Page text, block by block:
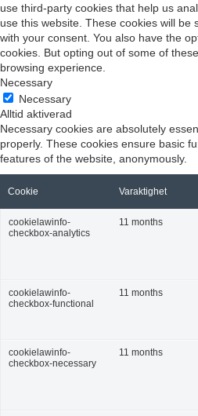
use third-party cookies that help us
use this website. These cookies will be
with your consent. You also have the
cookies. But opting out of some of
browsing experience.
Necessary
Necessary
Alltid aktiverad
Necessary cookies are absolutely
properly. These cookies ensure basic
features of the website, anonymously.
Cookie Varaktighet
cookielawinfo-
checkbox-analytics
11 months
cookielawinfo-
checkbox-functional
11 months
cookielawinfo-
checkbox-necessary
11 months